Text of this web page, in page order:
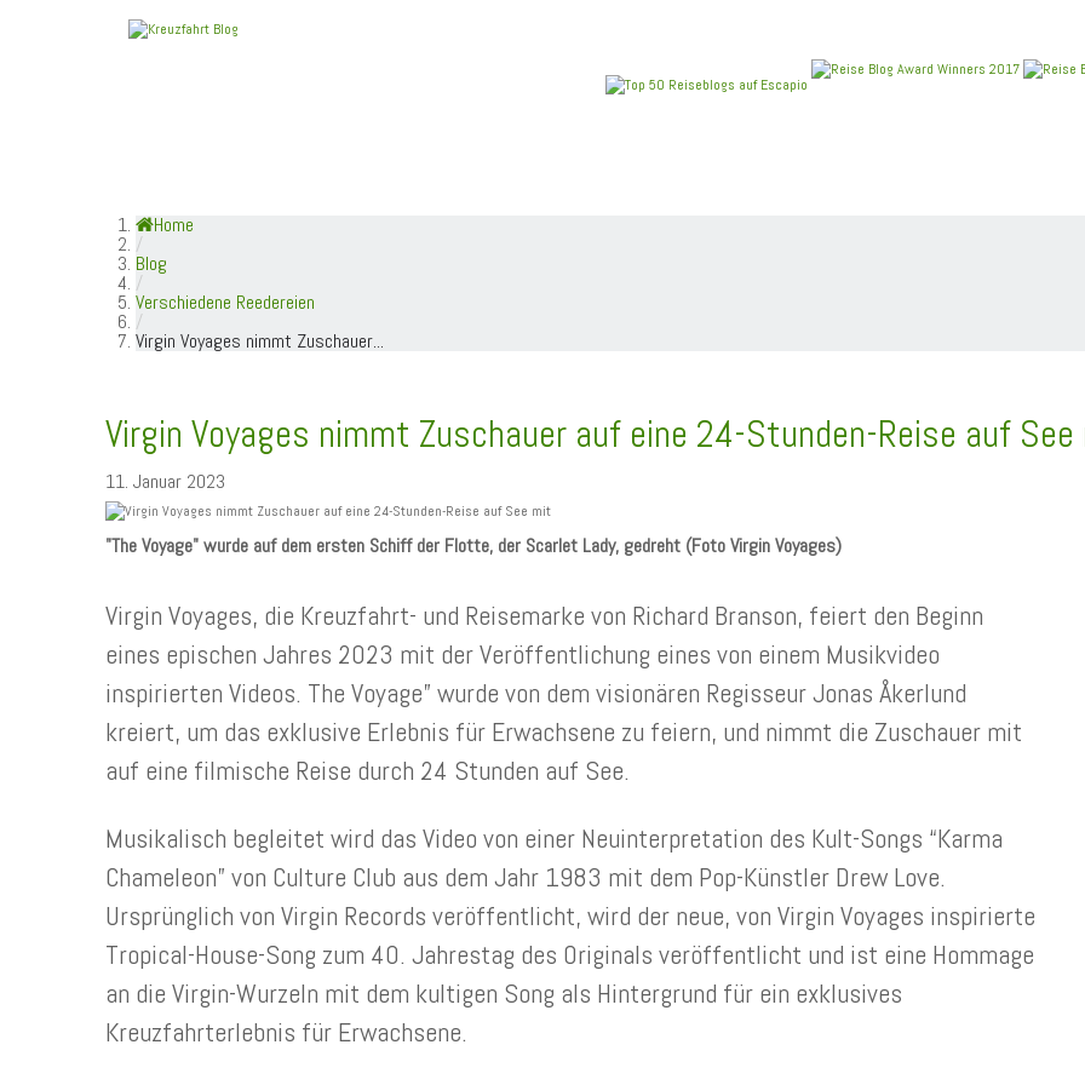
Home
/
Blog
/
Verschiedene Reedereien
/
Virgin Voyages nimmt Zuschauer...
Virgin Voyages nimmt Zuschauer auf eine 24-Stunden-Reise auf
11. Januar 2023
"The Voyage" wurde auf dem ersten Schiff der Flotte, der Scarlet Lady, gedreht (Foto Virgin Voyages)
Virgin Voyages, die Kreuzfahrt- und Reisemarke von Richard Branson, feiert den Beginn
eines epischen Jahres 2023 mit der Veröffentlichung eines von einem Musikvideo
inspirierten Videos. The Voyage” wurde von dem visionären Regisseur Jonas Åkerlund
kreiert, um das exklusive Erlebnis für Erwachsene zu feiern, und nimmt die Zuschauer mit
auf eine filmische Reise durch 24 Stunden auf See.
Musikalisch begleitet wird das Video von einer Neuinterpretation des Kult-Songs “Karma
Chameleon” von Culture Club aus dem Jahr 1983 mit dem Pop-Künstler Drew Love.
Ursprünglich von Virgin Records veröffentlicht, wird der neue, von Virgin Voyages inspirierte
Tropical-House-Song zum 40. Jahrestag des Originals veröffentlicht und ist eine Hommage
an die Virgin-Wurzeln mit dem kultigen Song als Hintergrund für ein exklusives
Kreuzfahrterlebnis für Erwachsene.